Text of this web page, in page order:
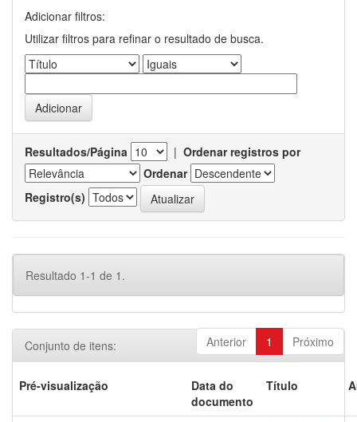
Adicionar filtros:
Utilizar filtros para refinar o resultado de busca.
Resultados/Página | Ordenar registros por
Ordenar
Registro(s)
Resultado 1-1 de 1.
Anterior 1 Próximo
Conjunto de itens:
Pré-visualização
Data do
documento
Título